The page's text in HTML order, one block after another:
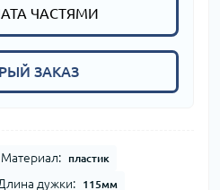
ЧАСТЯМИ
ЗАКАЗ
Материал: пластик
дужки: 115мм